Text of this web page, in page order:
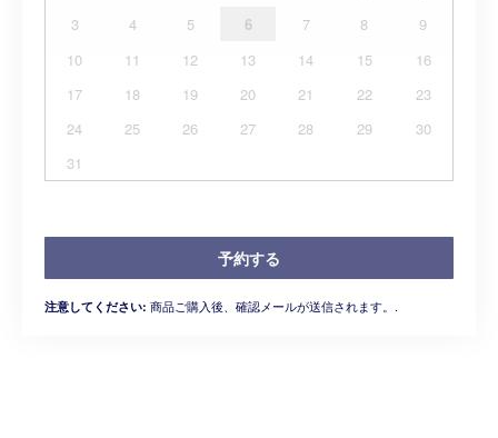
3
4 5 6 7 8
9
10
11 12 13 14 15
16
17
18 19 20 21 22
23
24
25 26 27 28 29
30
31
予約する
注意してください: 商品ご購入後、確認メールが送信されます。.